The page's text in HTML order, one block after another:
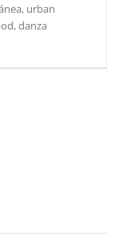
urban
danza